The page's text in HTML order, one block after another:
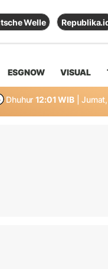
Welle
ESGNOW VISUAL
Dhuhur 12:01 WIB |